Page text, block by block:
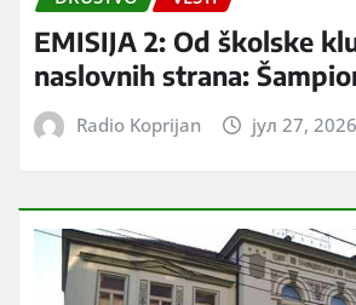
EMISIJA 2: Od školske
naslovnih strana:
Radio Koprijan јул 27, 2026